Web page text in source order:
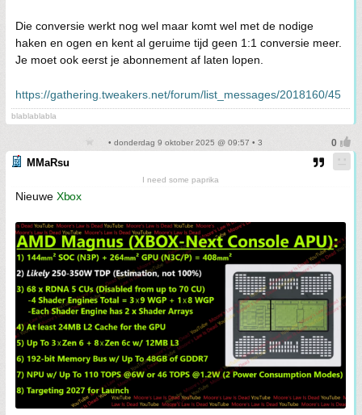
Die conversie werkt nog wel maar komt wel met de nodige
haken en ogen en kent al geruime tijd geen 1:1 conversie meer.
Je moet ook eerst je abonnement af laten lopen.
https://gathering.tweakers.net/forum/list_messages/2018160/45
blablablabla
• donderdag 9 oktober 2025 @ 09:57 • 3
MMaRsu
I need some paprika
Nieuwe Xbox